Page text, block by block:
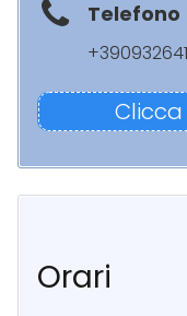
Telefono
Orari